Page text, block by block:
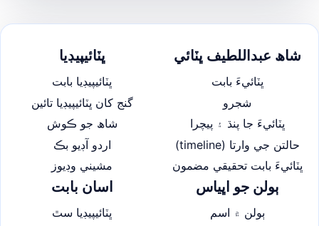
شاھ عبداللطيف ڀٽائي
ڀٽائيءَ بابت
شجرو
ڀٽائيءَ جا پنڌ ۽ پيچرا
حالتن جي وارتا (timeline)
ڀٽائيءَ بابت تحقيقي مضمون
ڀٽائيپيڊيا
ڀٽائيپيڊيا بابت
گنج کان ڀٽائيپيڊيا تائين
شاھ جو ڪوش
اردو آڊيو بڪ
مشيني وڊيوز
ٻولن جو اڀياس
ٻولن ۾ اسم
اسان بابت
ڀٽائيپيڊيا سٿ